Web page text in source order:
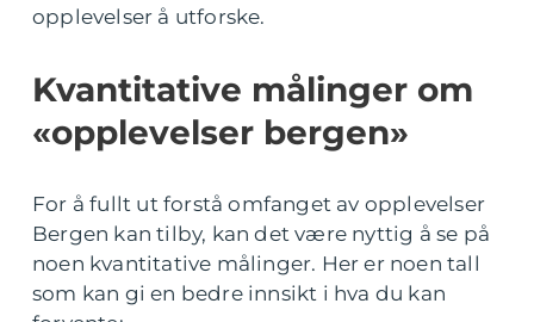
opplevelser å utforske.
Kvantitative målinger om
«opplevelser bergen»
For å fullt ut forstå omfanget av opplevelser
Bergen kan tilby, kan det være nyttig å se på
noen kvantitative målinger. Her er noen tall
som kan gi en bedre innsikt i hva du kan